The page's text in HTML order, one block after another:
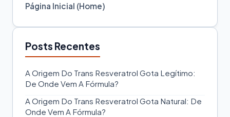
Página Inicial (Home)
Posts Recentes
A Origem Do Trans Resveratrol Gota Legítimo:
De Onde Vem A Fórmula?
A Origem Do Trans Resveratrol Gota Natural: De
Onde Vem A Fórmula?